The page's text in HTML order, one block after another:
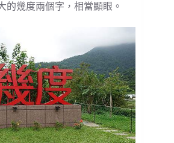
的幾度兩個字，相當顯眼。